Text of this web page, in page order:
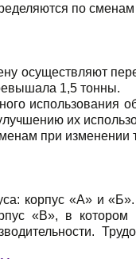
по сменам
1,5 тонны.
использования
их
при изменении
корпус «А» и
«В», в